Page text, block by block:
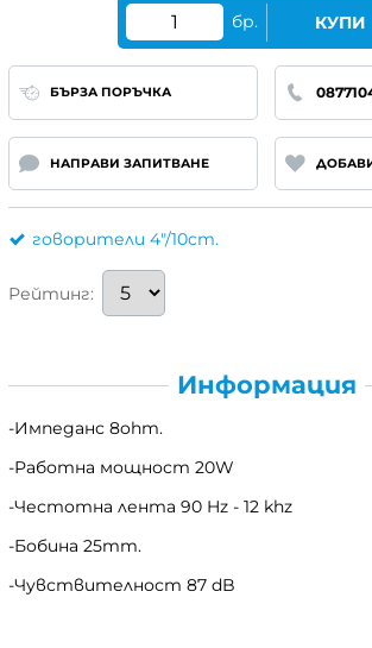
бр. КУПИ
БЪРЗА ПОРЪЧКА
НАПРАВИ ЗАПИТВАНЕ
говорители 4"/10cm.
Рейтинг:
Информация
-Импеданс 8ohm.
-Работна мощност 20W
-Честотна лента 90 Hz - 12 khz
-Бобина 25mm.
-Чувствителност 87 dB